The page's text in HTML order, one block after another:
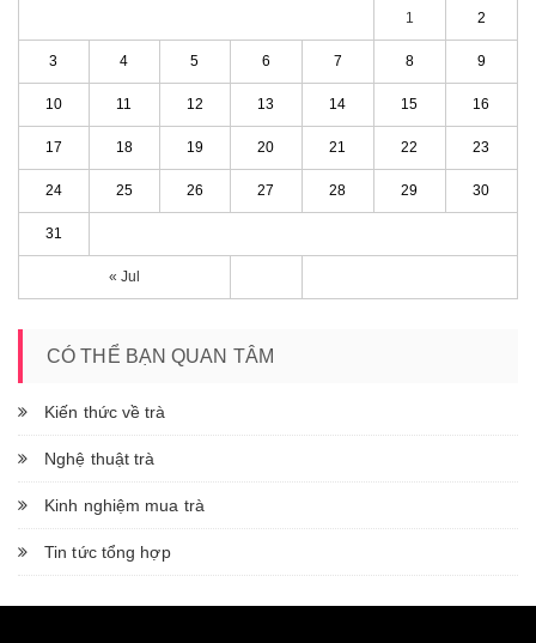
« Jul
1 2
3 4 5 6 7 8 9
10 11 12 13 14 15 16
17 18 19 20 21 22 23
24 25 26 27 28 29 30
31
CÓ THỂ BẠN QUAN TÂM
Kiến thức về trà
Nghệ thuật trà
Kinh nghiệm mua trà
Tin tức tổng hợp